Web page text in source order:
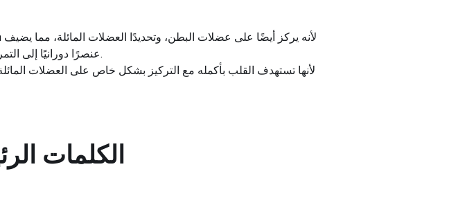
عنصرًا دورانيًا إلى التمرين الذي يمكن أن يساعد في تحسين القوة الأساسية والثبات بشكل عام.
الكلمات